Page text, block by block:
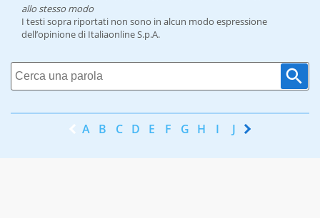
allo stesso modo
I testi sopra riportati non sono in alcun modo espressione
dell’opinione di Italiaonline S.p.A.
A B C D E F G H I J K